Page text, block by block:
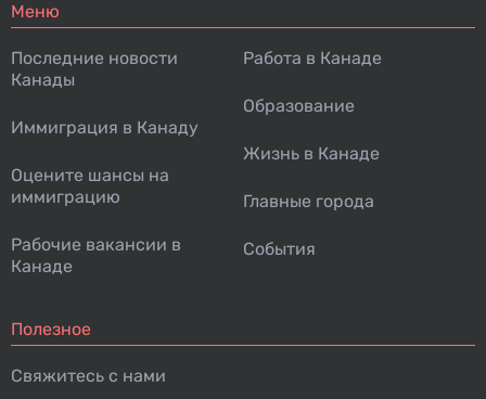
Меню
Последние новости
Канады
Иммиграция в Канаду
Оцените шансы на
иммиграцию
Рабочие вакансии в
Канаде
Работа в Канаде
Образование
Жизнь в Канаде
Главные города
События
Полезное
Свяжитесь с нами